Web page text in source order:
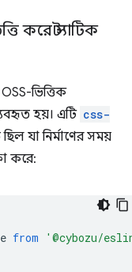
করে স্ট্যাটিক
ভিত্তিক
হয়। এটি css-
যা নির্মাণের সময়
করে:
from '@cybozu/